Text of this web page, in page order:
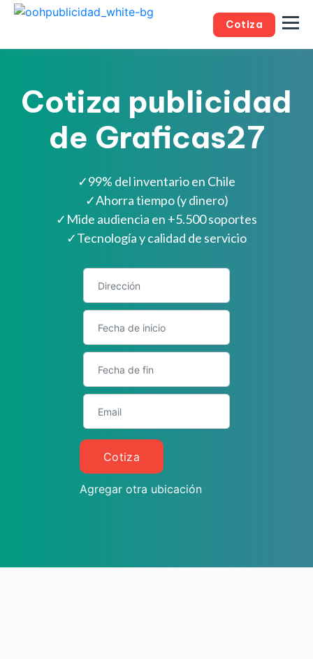
Cotiza
Cotiza publicidad
de Graficas27
✓99% del inventario en Chile
✓Ahorra tiempo (y dinero)
✓ Mide audiencia en +5.500 soportes
✓Tecnología y calidad de servicio
Cotiza
Agregar otra ubicación